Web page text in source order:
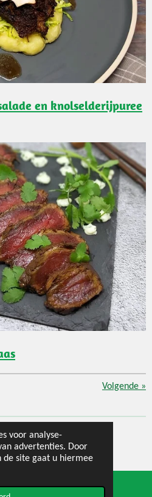
voor analyse-
advertenties. Door
de site gaat u hiermee
en knolselderijpuree
Volgende »
menu